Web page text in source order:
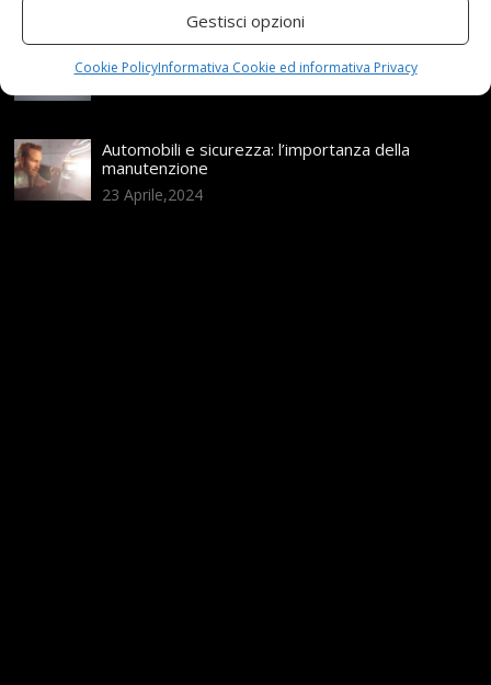
Gestisci opzioni
Cookie PolicyInformativa Cookie ed informativa Privacy
Nuova MG ZS Hybrid+: i SUV si fanno ibridi
24 Novembre,2024
Automobili e sicurezza: l’importanza della
manutenzione
23 Aprile,2024